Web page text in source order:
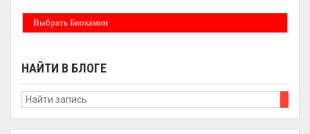
Выбрать Биокамин
НАЙТИ В БЛОГЕ